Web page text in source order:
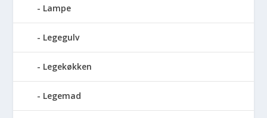
Lampe
Legegulv
Legekøkken
Legemad